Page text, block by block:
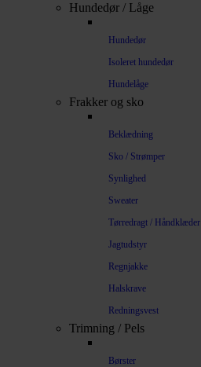
Hundedør / Låge
Hundedør
Isoleret hundedør
Hundelåge
Frakker og sko
Beklædning
Sko / Strømper
Synlighed
Sweater
Tørredragt / Håndklæder
Jagtudstyr
Regnjakke
Halskrave
Redningsvest
Trimning / Pels
Børster